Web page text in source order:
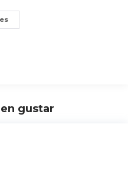
gustar